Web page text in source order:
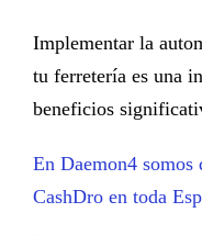
Implementar la
tu ferretería es una
beneficios
En Daemon4
CashDro en toda